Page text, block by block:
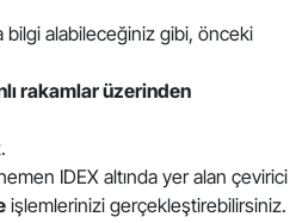
bilgi alabileceğiniz gibi, önceki
rakamlar üzerinden
IDEX altında yer alan çevirici
işlemlerinizi gerçekleştirebilirsiniz.